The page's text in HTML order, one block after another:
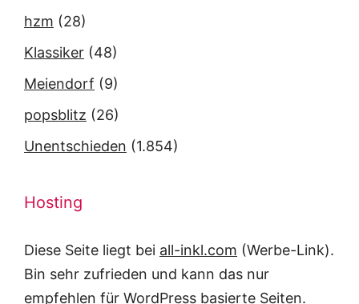
hzm (28)
Klassiker (48)
Meiendorf (9)
popsblitz (26)
Unentschieden (1.854)
Hosting
Diese Seite liegt bei all-inkl.com (Werbe-Link).
Bin sehr zufrieden und kann das nur
empfehlen für WordPress basierte Seiten.